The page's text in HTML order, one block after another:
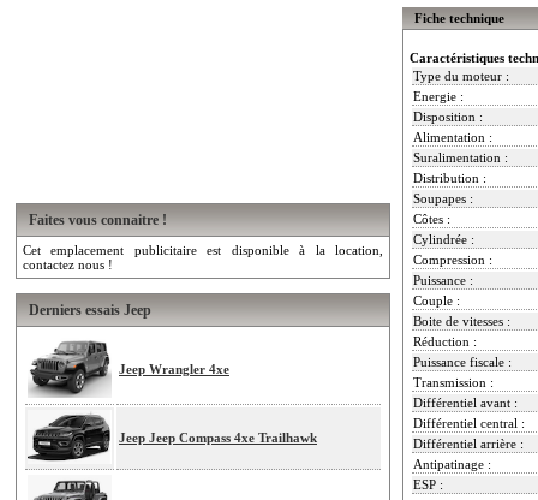
Faites vous connaitre !
Cet emplacement publicitaire est disponible à la location,
contactez nous !
Derniers essais Jeep
Jeep Wrangler 4xe
Jeep Jeep Compass 4xe Trailhawk
Fiche technique
Caractéristiques
Type du moteur :
Energie :
Disposition :
Alimentation :
Suralimentation :
Distribution :
Soupapes :
Côtes :
Cylindrée :
Compression :
Puissance :
Couple :
Boite de vitesses :
Réduction :
Puissance fiscale :
Transmission :
Différentiel avant :
Différentiel central :
Différentiel arrière :
Antipatinage :
ESP :